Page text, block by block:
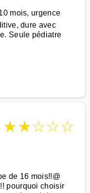
mois, urgence
dure avec
Seule pédiatre
★★☆☆☆
de 16 mois!!@
pourquoi choisir